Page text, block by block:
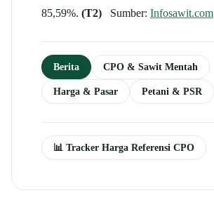
85,59%. (T2) Sumber: Infosawit.com
Berita CPO & Sawit Mentah
Harga & Pasar Petani & PSR
📊 Tracker Harga Referensi CPO